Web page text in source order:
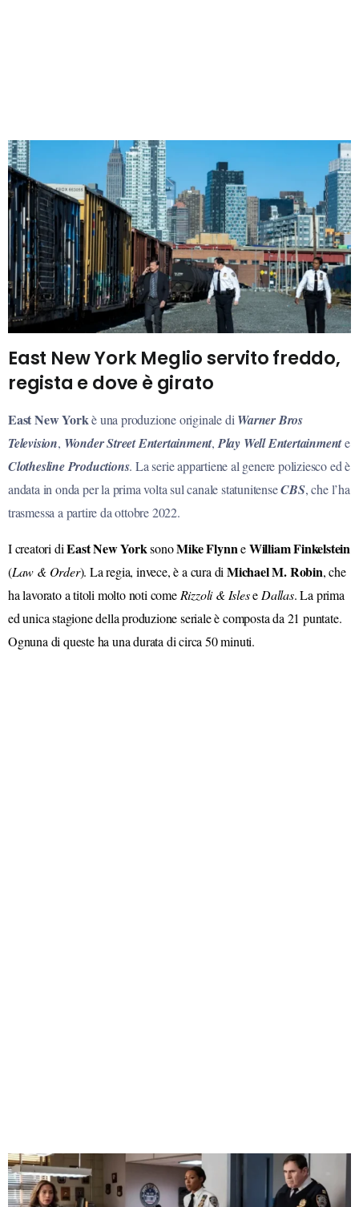
East New York Meglio servito freddo,
regista e dove è girato
East New Yorkè una produzione originale di Warner Bros
Television, Wonder Street Entertainment, Play Well Entertainmente
Clothesline Productions. La serie appartiene al genere poliziesco ed è
andata in onda per la prima volta sul canale statunitenseCBS, che l’ha
trasmessa a partire da ottobre 2022.
I creatori diEast New YorksonoMike FlynneWilliam Finkelstein
(Law & Order). La regia, invece, è a cura diMichael M. Robin, che
ha lavorato a titoli molto noti come Rizzoli & Islese Dallas. La prima
ed unica stagione della produzione seriale è composta da 21 puntate.
Ognuna di queste ha una durata di circa 50 minuti.